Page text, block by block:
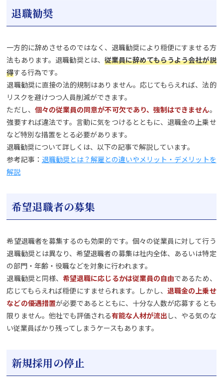
退職勧奨
一方的に辞めさせるのではなく、退職勧奨により穏便にすませる方
法もあります。退職勧奨とは、 従業員に辞めてもらうよう会社が説
得する行為です。
退職勧奨に直接の法的規制はありません。応じてもらえれば、法的
リスクを避けつつ人員削減ができます。
ただし、 個々の従業員の同意が不可欠であり、強制はできません。
強要すれば違法です。言動に気をつけるとともに、退職金の上乗せ
など特別な措置をとる必要があります。
退職勧奨について詳しくは、以下の記事で解説しています。
参考記事： 退職勧奨とは？解雇との違いやメリット・デメリットを
解説
希望退職者の募集
希望退職者を募集するのも効果的です。個々の従業員に対して行う
退職勧奨とは異なり、希望退職者の募集は社内全体、あるいは特定
の部門・年齢・役職などを対象に行われます。
退職勧奨と同様、 希望退職に応じるかは従業員の自由であるため、
応じてもらえれば穏便にすませられます。しかし、 退職金の上乗せ
などの優遇措置が必要であるとともに、十分な人数が応募するとも
限りません。他社でも評価される有能な人材が流出 し、やる気のな
い従業員ばかり残ってしまうケースもあります。
新規採用の停止